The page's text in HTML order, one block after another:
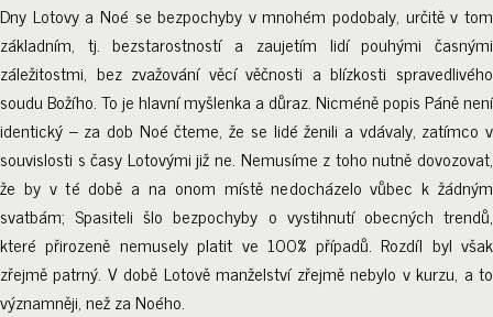
Dny Lotovy a Noé se bezpochyby v mnohém podobaly, určitě v tom
základním, tj. bezstarostností a zaujetím lidí pouhými časnými
záležitostmi, bez zvažování věcí věčnosti a blízkosti spravedlivého
soudu Božího. To je hlavní myšlenka a důraz. Nicméně popis Páně není
identický – za dob Noé čteme, že se lidé ženili a vdávaly, zatímco v
souvislosti s časy Lotovými již ne. Nemusíme z toho nutně dovozovat,
že by v té době a na onom místě nedocházelo vůbec k žádným
svatbám; Spasiteli šlo bezpochyby o vystihnutí obecných trendů,
které přirozeně nemusely platit ve 100% případů. Rozdíl byl však
zřejmě patrný. V době Lotově manželství zřejmě nebylo v kurzu, a to
významněji, než za Noého.